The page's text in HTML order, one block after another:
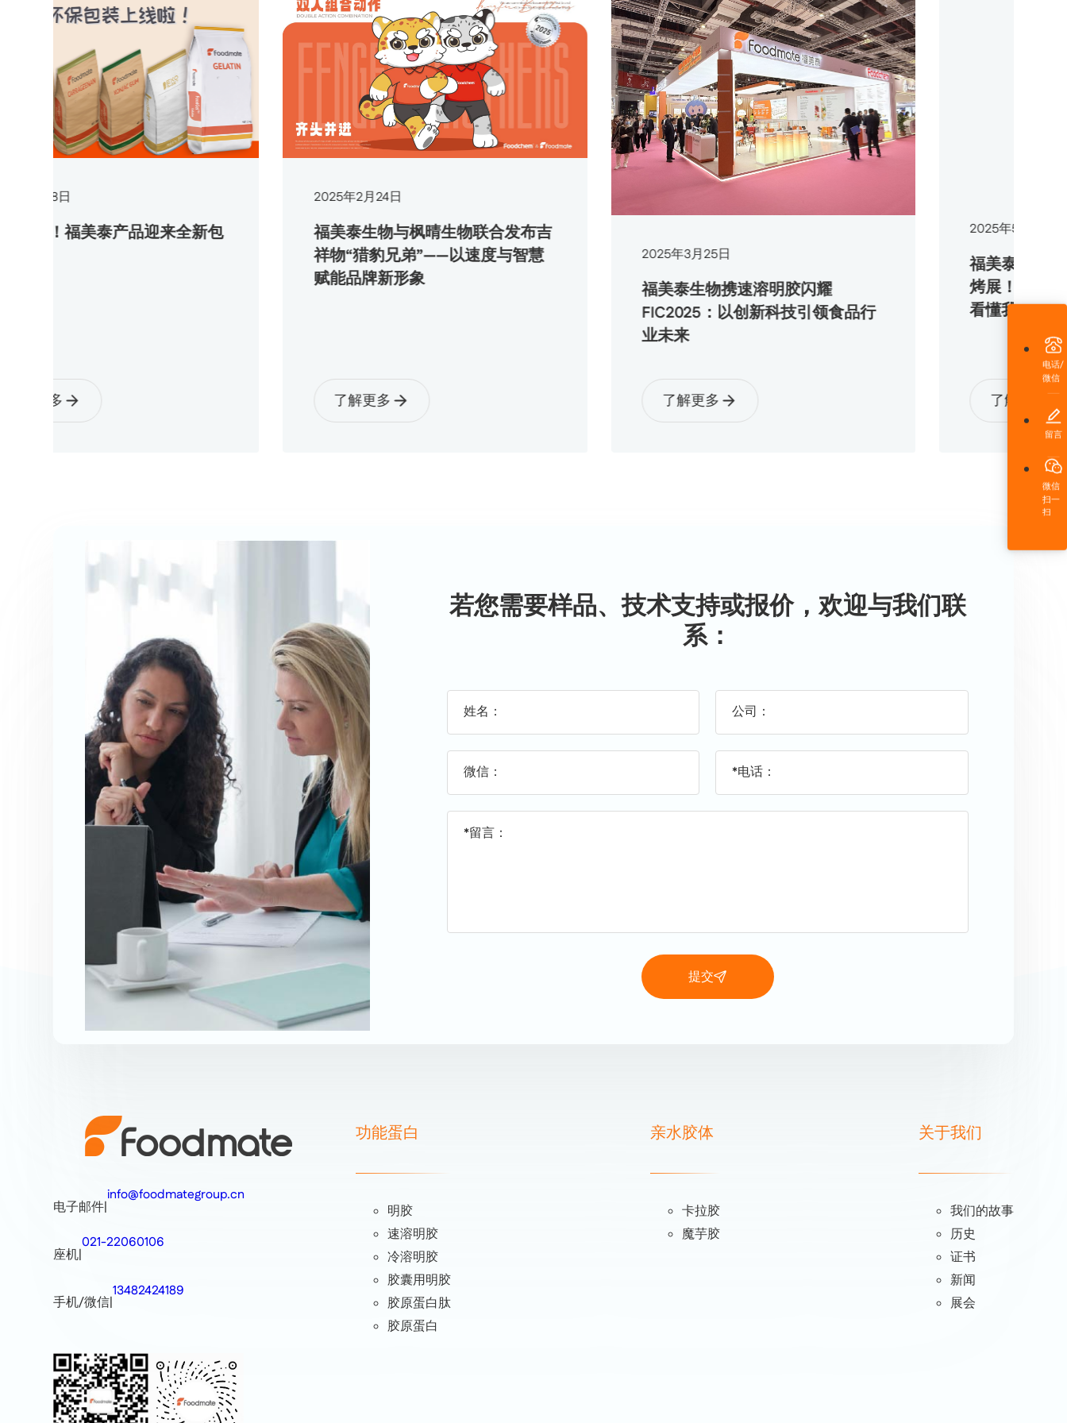
福美泰产品迎来全新包
月24日
福美泰生物与枫晴生物联合发布吉
祥物“猎豹兄弟”——以速度与智慧
赋能品牌新形象
月25日
福美泰生物携速溶明胶闪耀
FIC2025：以创新科技引领食品行
月23日
福美泰生物亮相第27
烤展！速溶科技+健
看懂我们如何“重塑”
若您需要样品、技术支持或报价，欢迎与我们联
系：
姓名： 公司：
微信： *电话：
*留言：
提交
电话/
微信
留言
微信
扫一
扫
电子邮件|
info@foodmategroup.cn
座机|
021-22060106
手机/微信|
13482424189
功能蛋白
明胶
速溶明胶
冷溶明胶
胶囊用明胶
胶原蛋白肽
胶原蛋白
亲水胶体
卡拉胶
魔芋胶
关于我们
我们的故事
历史
证书
新闻
展会